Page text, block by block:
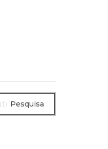
Pesquisa